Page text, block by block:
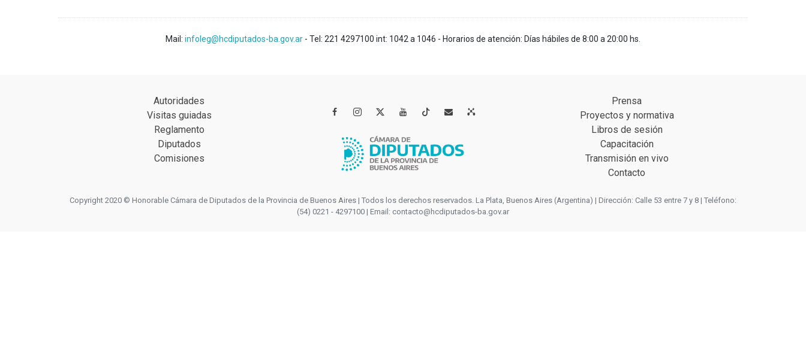
Mail: infoleg@hcdiputados-ba.gov.ar - Tel: 221 4297100 int: 1042 a 1046 - Horarios de atención: Días hábiles de 8:00 a 20:00 hs.
Autoridades
Visitas guiadas
Reglamento
Diputados
Comisiones
   
Prensa
Proyectos y normativa
Libros de sesión
Capacitación
Transmisión en vivo
Contacto
Copyright 2020 © Honorable Cámara de Diputados de la Provincia de Buenos Aires | Todos los derechos reservados. La Plata, Buenos Aires (Argentina) | Dirección: Calle 53 entre 7 y 8 | Teléfono:
(54) 0221 - 4297100 | Email: contacto@hcdiputados-ba.gov.ar